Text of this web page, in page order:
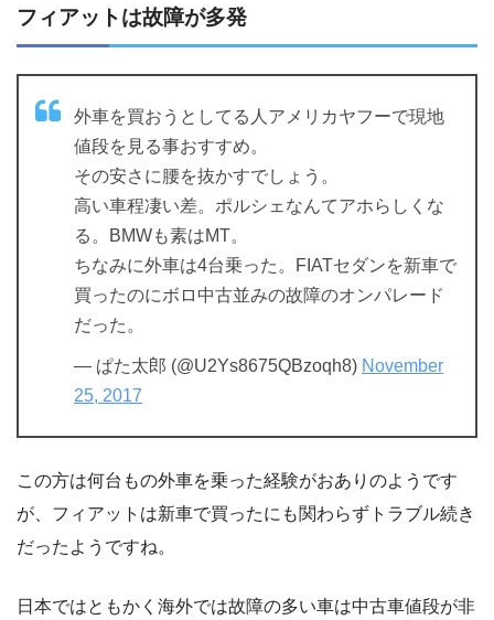
フィアットは故障が多発
外車を買おうとしてる人アメリカヤフーで現地
値段を見る事おすすめ。
その安さに腰を抜かすでしょう。
高い車程凄い差。ポルシェなんてアホらしくな
る。BMWも素はMT。
ちなみに外車は4台乗った。FIATセダンを新車で
買ったのにボロ中古並みの故障のオンパレード
だった。
— ぱた太郎 (@U2Ys8675QBzoqh8) November
25, 2017
この方は何台もの外車を乗った経験がおありのようです
が、フィアットは新車で買ったにも関わらずトラブル続き
だったようですね。
日本ではともかく海外では故障の多い車は中古車値段が非